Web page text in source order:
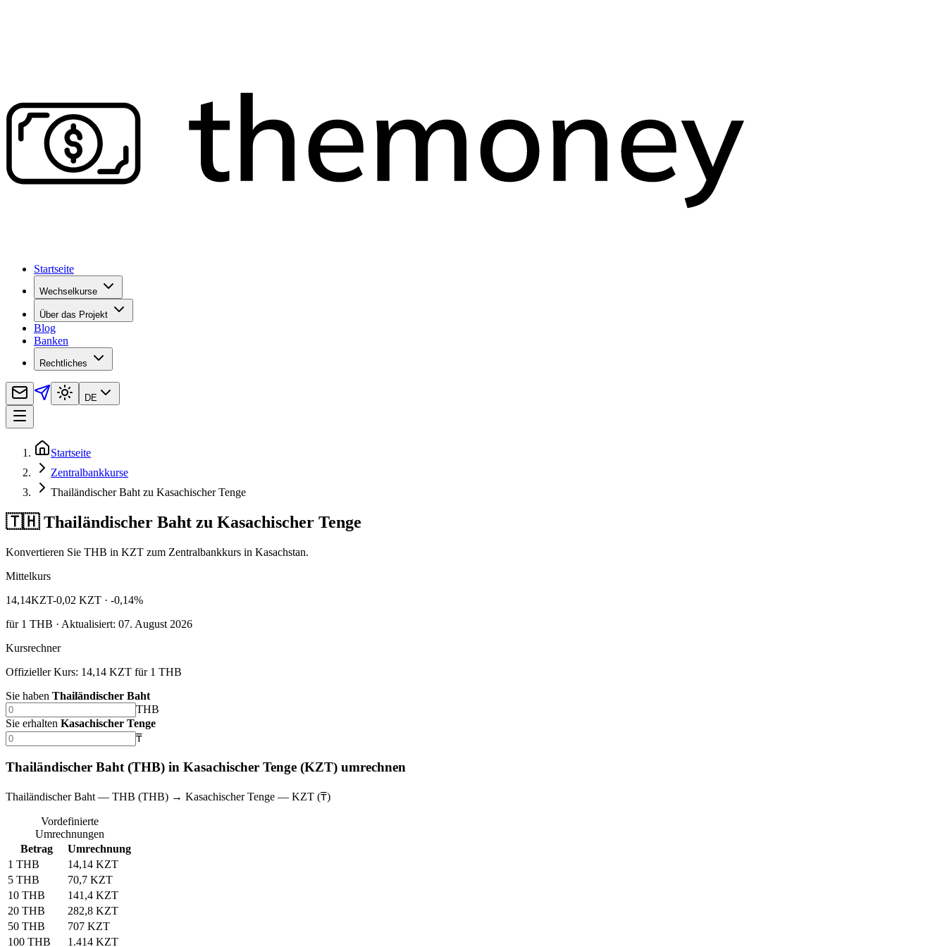
Startseite
Wechselkurse
Über das Projekt
Blog
Banken
Rechtliches
DE
Startseite
Zentralbankkurse
Thailändischer Baht zu Kasachischer Tenge
🇹🇭 Thailändischer Baht zu Kasachischer Tenge
Konvertieren Sie THB in KZT zum Zentralbankkurs in Kasachstan.
Mittelkurs
14,14KZT-0,02 KZT · -0,14%
für1 THB · Aktualisiert: 07. August 2026
Kursrechner
Offizieller Kurs: 14,14 KZT für 1 THB
Sie haben Thailändischer Baht
THB
Sie erhalten Kasachischer Tenge
₸
Thailändischer Baht (THB) in Kasachischer Tenge (KZT) umrechnen
Thailändischer Baht — THB (THB) → Kasachischer Tenge — KZT (₸)
Vordefinierte
Umrechnungen
Betrag
Umrechnung
1 THB
14,14 KZT
5 THB
70,7 KZT
10 THB
141,4 KZT
20 THB
282,8 KZT
50 THB
707 KZT
100 THB
1.414 KZT